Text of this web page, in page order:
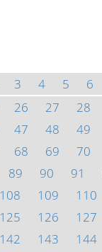
3 4 5 6
26 27 28
47 48 49
68 69 70
89 90 91
108 109 110
125 126 127
142 143 144